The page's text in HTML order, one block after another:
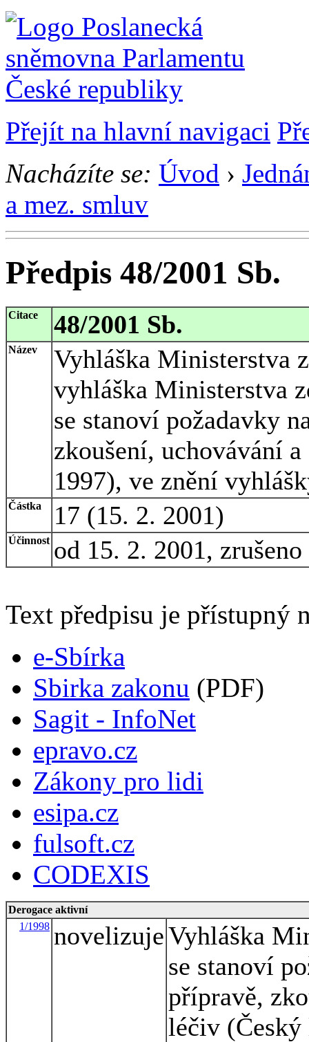
Přejít na hlavní navigaci
Nacházíte se: Úvod ›
a mez. smluv
Předpis 48/2001 Sb.
Citace 48/2001 Sb.
Název
Vyhláška Ministerstva
vyhláška Ministerstva
se stanoví požadavky
zkoušení, uchovávání
1997), ve znění
Částka 17 (15. 2. 2001)
Účinnost od 15. 2. 2001,
Text předpisu je přístupný
e-Sbírka
Sbirka zakonu (PDF)
Sagit - InfoNet
epravo.cz
Zákony pro lidi
esipa.cz
fulsoft.cz
CODEXIS
Derogace aktivní
1/1998 novelizujeVyhláška
se stanoví
přípravě,
léčiv (Český